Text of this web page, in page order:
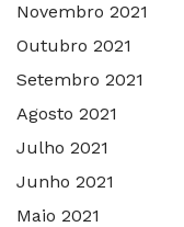
Novembro 2021
Outubro 2021
Setembro 2021
Agosto 2021
Julho 2021
Junho 2021
Maio 2021